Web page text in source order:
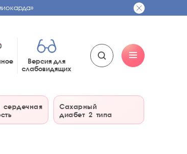
Версия для
слабовидящих
сердечная
Сахарный
диабет 2 типа